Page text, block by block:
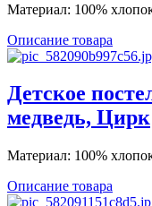
Материал: 100%
Описание товара
Детское
медведь, Цирк
Материал: 100%
Описание товара